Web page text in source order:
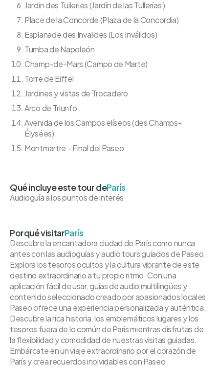
Jardin des Tuileries (Jardín de las Tullerías )
Place de la Concorde (Plaza de la Concordia)
Esplanade des Invalides (Los Inválidos)
Tumba de Napoleón
Champ-de-Mars (Campo de Marte)
Torre de Eiffel
Jardines y vistas de Trocadero
Arco de Triunfo
Avenida de los Campos elíseos (des Champs-
Élysées)
Montmartre - Final del Paseo
Qué incluye este tour deParís
Audioguía a los puntos de interés
Porqué visitarParís
Descubre la encantadora ciudad de París como nunca
antes con las audioguías y audio tours guiados de Paseo.
Explora los tesoros ocultos y la cultura vibrante de este
destino extraordinario a tu propio ritmo. Con una
aplicación fácil de usar, guías de audio multilingües y
contenido seleccionado creado por apasionados locales,
Paseo ofrece una experiencia personalizada y auténtica.
Descubre la rica historia, los emblemáticos lugares y los
tesoros fuera de lo común de París mientras disfrutas de
la flexibilidad y comodidad de nuestras visitas guiadas.
Embárcate en un viaje extraordinario por el corazón de
París y crea recuerdos inolvidables con Paseo.